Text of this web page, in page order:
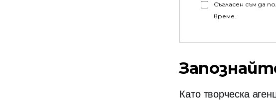
Съгласен съм да
време.
Като творческа